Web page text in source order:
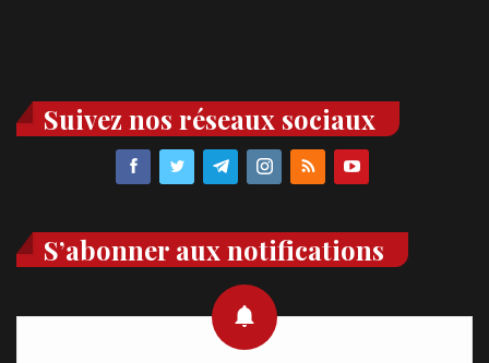
Suivez nos réseaux sociaux
S’abonner aux notifications